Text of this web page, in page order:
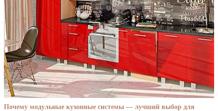
Почему модульные кухонные системы — лучший выбор для